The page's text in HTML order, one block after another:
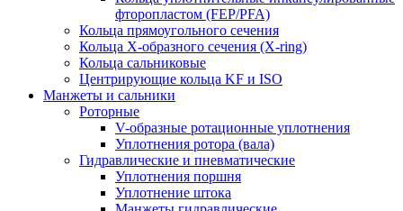
фторопластом (FEP/PFA)
Кольца прямоугольного сечения
Кольца Х-образного сечения (X-ring)
Кольца сальниковые
Центрирующие кольца KF и ISO
Манжеты и сальники
Роторные
V-образные ротационные уплотнения
Уплотнения ротора (вала)
Гидравлические и пневматические
Уплотнения поршня
Уплотнение штока